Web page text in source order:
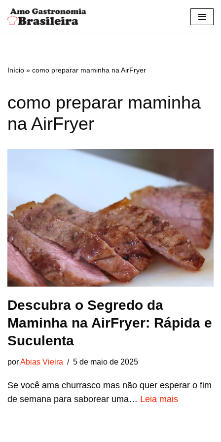
Pular
conteúdo
Início » como preparar maminha na AirFryer
como preparar maminha
na AirFryer
Descubra o Segredo da
Maminha na AirFryer: Rápida e
Suculenta
porAbias Vieira 5 de maio de 2025
Se você ama churrasco mas não quer esperar o fim
de semana para saborear uma… Leia mais